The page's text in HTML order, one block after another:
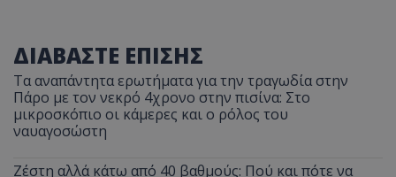
ΔΙΑΒΑΣΤΕ ΕΠΙΣΗΣ
Τα αναπάντητα ερωτήματα για την τραγωδία στην
Πάρο με τον νεκρό 4χρονο στην πισίνα: Στο
μικροσκόπιο οι κάμερες και ο ρόλος του
ναυαγοσώστη
Ζέστη αλλά κάτω από 40 βαθμούς: Πού και πότε να